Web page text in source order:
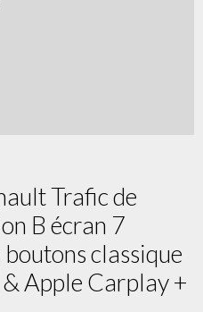
Trafic de
B écran 7
classique
Apple Carplay +